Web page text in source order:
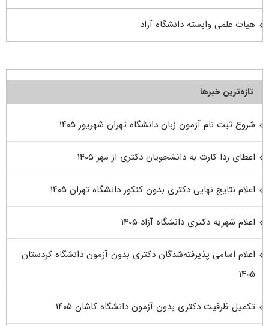
هیات علمی وابسته دانشگاه آزاد
تازه‌ترین خبرها
شروع ثبت نام آزمون زبان دانشگاه تهران شهریور ۱۴۰۵
اعطای ردا کارت به دانشجویان دکتری از مهر ۱۴۰۵
اعلام نتایج نهایی دکتری بدون کنکور دانشگاه تهران ۱۴۰۵
اعلام شهریه دکتری دانشگاه آزاد ۱۴۰۵
اعلام اسامی پذیرفته‌شدگان دکتری بدون آزمون دانشگاه کردستان
۱۴۰۵
تکمیل ظرفیت دکتری بدون آزمون دانشگاه کاشان ۱۴۰۵